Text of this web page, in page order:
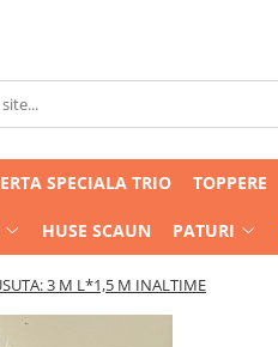
SPECIALA TRIO TOPPERE
HUSE SCAUN PATURI
3 M L*1,5 M INALTIME